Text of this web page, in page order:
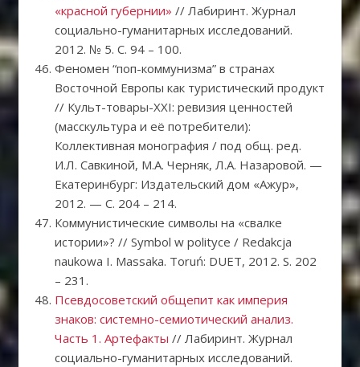
«красной губернии» // Лабиринт. Журнал
социально-гуманитарных исследований.
2012. № 5. С. 94 – 100.
Феномен “поп-коммунизма” в странах
Восточной Европы как туристический продукт
// Культ-товары-XXI: ревизия ценностей
(масcкультура и её потребители):
Коллективная монография / под общ. ред.
И.Л. Савкиной, М.А. Черняк, Л.А. Назаровой. —
Екатеринбург: Издательский дом «Ажур»,
2012. — С. 204 – 214.
Коммунистические символы на «свалке
истории»? // Symbol w polityce / Redakcja
naukowa I. Massaka. Toruń: DUET, 2012. S. 202
– 231.
Псевдосоветский общепит как империя
знаков: системно-семиотический анализ.
Часть 1. Артефакты // Лабиринт. Журнал
социально-гуманитарных исследований.